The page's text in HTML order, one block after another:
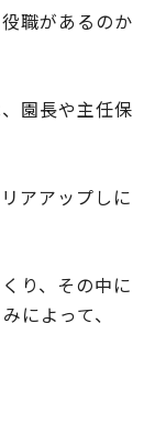
職があるのか
園長や主任保
アアップしに
り、その中に
によって、